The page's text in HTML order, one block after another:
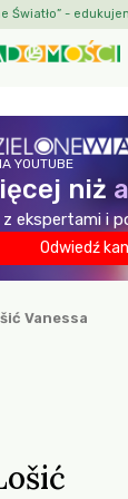
Światło” -
YOUTUBE
niż
ekspertami i
Odwiedź
Vanessa